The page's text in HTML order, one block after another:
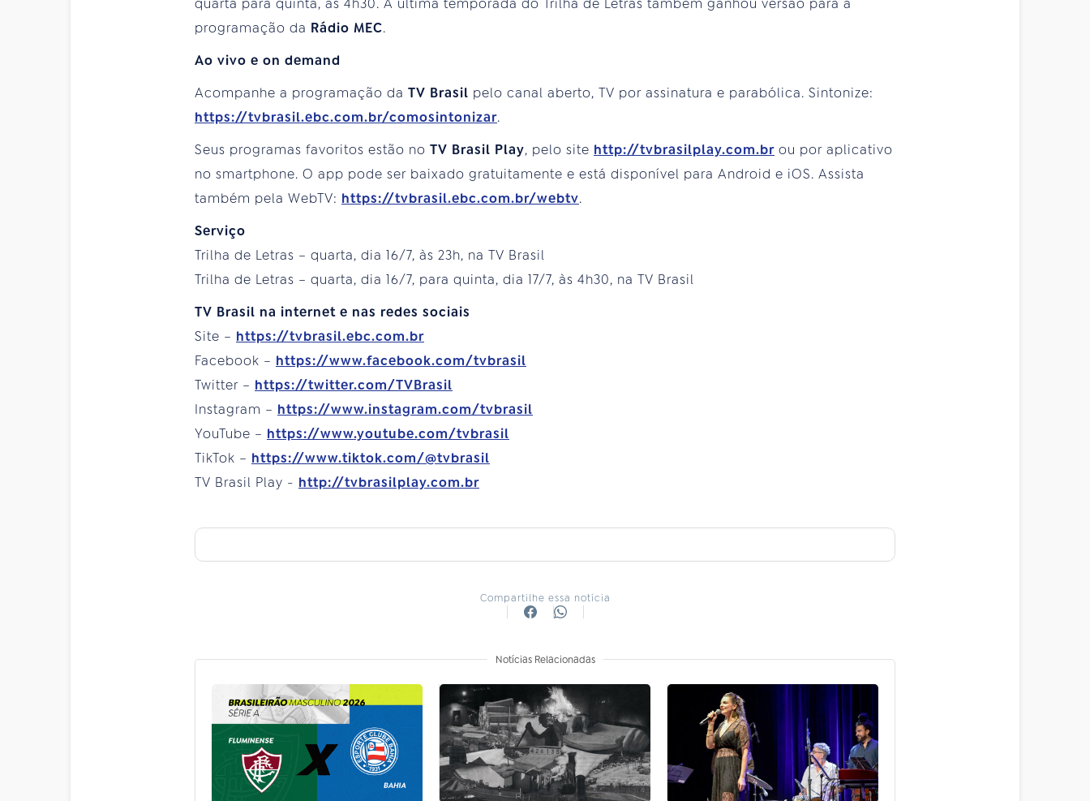
programação da Rádio MEC.
Ao vivo e on demand
Acompanhe a programação da TV Brasil pelo canal aberto, TV por assinatura e parabólica. Sintonize:
https://tvbrasil.ebc.com.br/comosintonizar.
Seus programas favoritos estão no TV Brasil Play, pelo site http://tvbrasilplay.com.br ou por aplicativo
no smartphone. O app pode ser baixado gratuitamente e está disponível para Android e iOS. Assista
também pela WebTV: https://tvbrasil.ebc.com.br/webtv.
Serviço
Trilha de Letras – quarta, dia 16/7, às 23h, na TV Brasil
Trilha de Letras – quarta, dia 16/7, para quinta, dia 17/7, às 4h30, na TV Brasil
TV Brasil na internet e nas redes sociais
Site – https://tvbrasil.ebc.com.br
Facebook – https://www.facebook.com/tvbrasil
Twitter – https://twitter.com/TVBrasil
Instagram – https://www.instagram.com/tvbrasil
YouTube – https://www.youtube.com/tvbrasil
TikTok – https://www.tiktok.com/@tvbrasil
TV Brasil Play - http://tvbrasilplay.com.br
Compartilhe essa notícia
Notícias Relacionadas